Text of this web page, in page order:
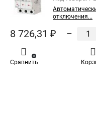
отключения...
8 726,31 ₽ –
Сравнить
0